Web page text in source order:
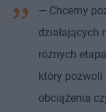
— Chcemy
działających
różnych
który pozwoli
obciążenia